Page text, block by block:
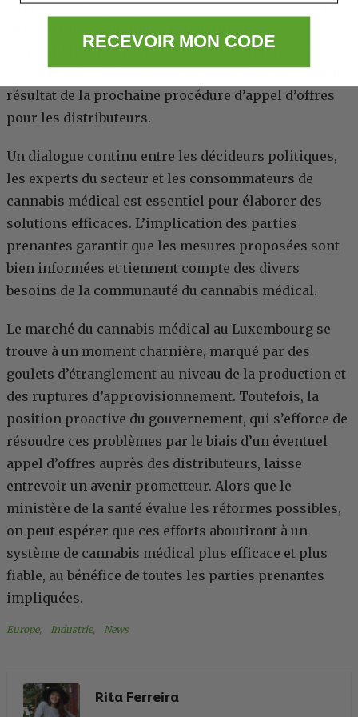
l’optimisme règne quant aux réformes à venir qui
disponibilité. Les parties prenantes attendent des
détails sur lesajustements législatifsproposés et le
résultat de la prochaine procédure d’appel d’offres
pour les distributeurs.
Un dialogue continu entre les décideurs politiques,
les experts du secteur et les consommateurs de
cannabis médical est essentiel pour élaborer des
solutions efficaces. L’implication des parties
prenantes garantit que les mesures proposées sont
bien informées et tiennent compte des divers
besoins de la communauté du cannabis médical.
Le marché du cannabis médical au Luxembourg se
trouve à un moment charnière, marqué par des
goulets d’étranglement au niveau de la production et
des ruptures d’approvisionnement. Toutefois, la
position proactive du gouvernement, qui s’efforce de
résoudre ces problèmes par le biais d’un éventuel
appel d’offres auprès des distributeurs, laisse
entrevoir un avenir prometteur. Alors que le
ministère de la santé évalue les réformes possibles,
on peut espérer que ces efforts aboutiront à un
système de cannabis médical plus efficace et plus
fiable, au bénéfice de toutes les parties prenantes
impliquées.
Europe, Industrie, News
Rita Ferreira
RECEVOIR MON CODE